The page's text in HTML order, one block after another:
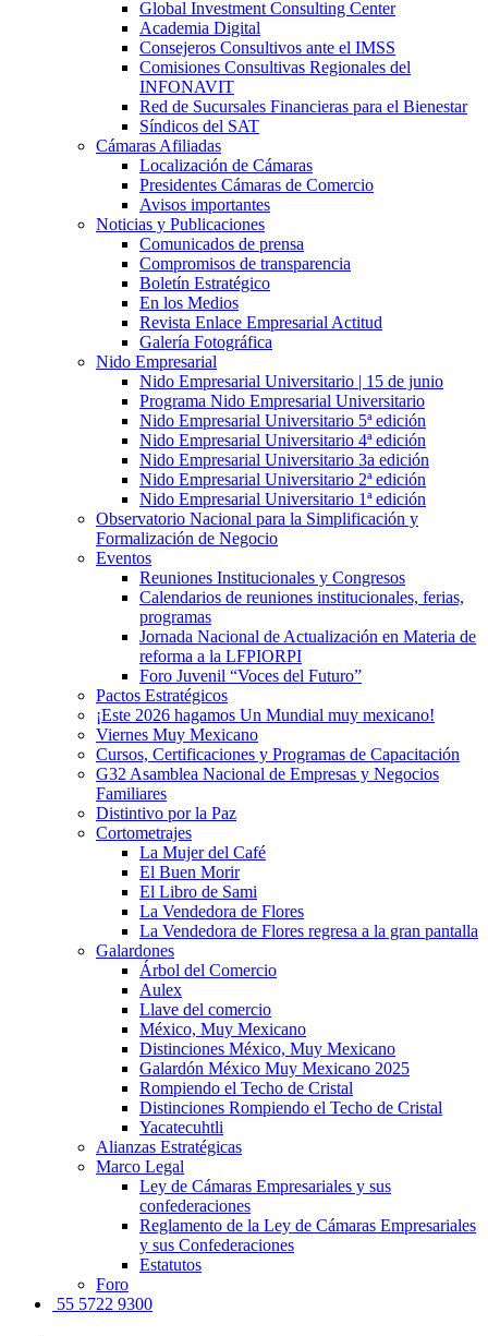
Global Investment Consulting Center
Academia Digital
Consejeros Consultivos ante el IMSS
Comisiones Consultivas Regionales del
INFONAVIT
Red de Sucursales Financieras para el Bienestar
Síndicos del SAT
Cámaras Afiliadas
Localización de Cámaras
Presidentes Cámaras de Comercio
Avisos importantes
Noticias y Publicaciones
Comunicados de prensa
Compromisos de transparencia
Boletín Estratégico
En los Medios
Revista Enlace Empresarial Actitud
Galería Fotográfica
Nido Empresarial
Nido Empresarial Universitario | 15 de junio
Programa Nido Empresarial Universitario
Nido Empresarial Universitario 5ª edición
Nido Empresarial Universitario 4ª edición
Nido Empresarial Universitario 3a edición
Nido Empresarial Universitario 2ª edición
Nido Empresarial Universitario 1ª edición
Observatorio Nacional para la Simplificación y
Formalización de Negocio
Eventos
Reuniones Institucionales y Congresos
Calendarios de reuniones institucionales, ferias,
programas
Jornada Nacional de Actualización en Materia de
reforma a la LFPIORPI
Foro Juvenil “Voces del Futuro”
Pactos Estratégicos
¡Este 2026 hagamos Un Mundial muy mexicano!
Viernes Muy Mexicano
Cursos, Certificaciones y Programas de Capacitación
G32 Asamblea Nacional de Empresas y Negocios
Familiares
Distintivo por la Paz
Cortometrajes
La Mujer del Café
El Buen Morir
El Libro de Sami
La Vendedora de Flores
La Vendedora de Flores regresa a la gran pantalla
Galardones
Árbol del Comercio
Aulex
Llave del comercio
México, Muy Mexicano
Distinciones México, Muy Mexicano
Galardón México Muy Mexicano 2025
Rompiendo el Techo de Cristal
Distinciones Rompiendo el Techo de Cristal
Yacatecuhtli
Alianzas Estratégicas
Marco Legal
Ley de Cámaras Empresariales y sus
confederaciones
Reglamento de la Ley de Cámaras Empresariales
y sus Confederaciones
Estatutos
Foro
55 5722 9300